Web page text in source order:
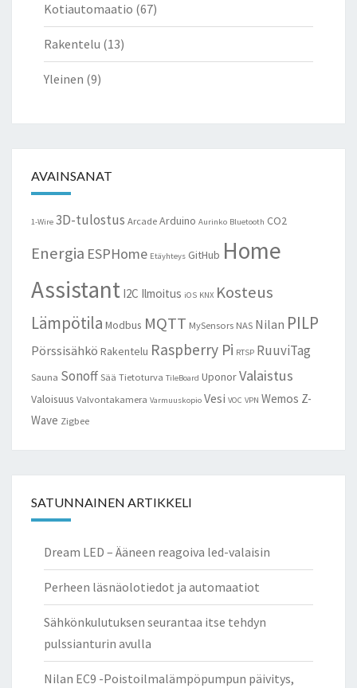
Kotiautomaatio (67)
Rakentelu (13)
Yleinen (9)
AVAINSANAT
1-Wire 3D-tulostus Arcade Arduino Aurinko Bluetooth CO2
Energia ESPHome Etäyhteys GitHub Home
Assistant I2C Ilmoitus iOS KNX Kosteus
Lämpötila Modbus MQTT MySensors NAS Nilan PILP
Pörssisähkö Rakentelu Raspberry Pi RTSP RuuviTag
Sauna Sonoff Sää Tietoturva TileBoard UponorValaistus
Valoisuus Valvontakamera Varmuuskopio Vesi VOC VPN Wemos Z-
Wave Zigbee
SATUNNAINEN ARTIKKELI
Dream LED – Ääneen reagoiva led-valaisin
Perheen läsnäolotiedot ja automaatiot
Sähkönkulutuksen seurantaa itse tehdyn
pulssianturin avulla
Nilan EC9 -Poistoilmalämpöpumpun päivitys,